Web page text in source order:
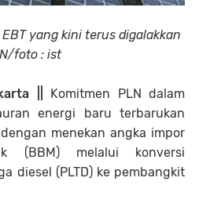
yang kini terus digalakkan
foto : ist
||
Komitmen PLN dalam
energi baru terbarukan
menekan angka impor
(BBM) melalui konversi
diesel (PLTD) ke pembangkit